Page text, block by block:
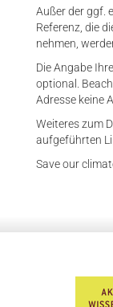
Außer der ggf.
Referenz, die
nehmen,
Die Angabe
optional.
Adresse keine
Weiteres zum
aufgeführten
Save our